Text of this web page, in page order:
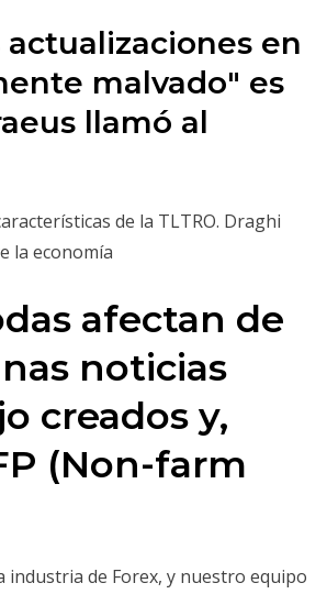
en
malvado" es
llamó al
de la TLTRO. Draghi
la economía
afectan de
noticias
creados y,
(Non-farm
industria de Forex, y nuestro equipo